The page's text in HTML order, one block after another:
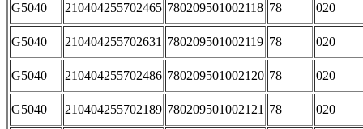
G5040 210404255702465 780209501002118 78 020
G5040 210404255702631 780209501002119 78 020
G5040 210404255702486 780209501002120 78 020
G5040 210404255702189 780209501002121 78 020